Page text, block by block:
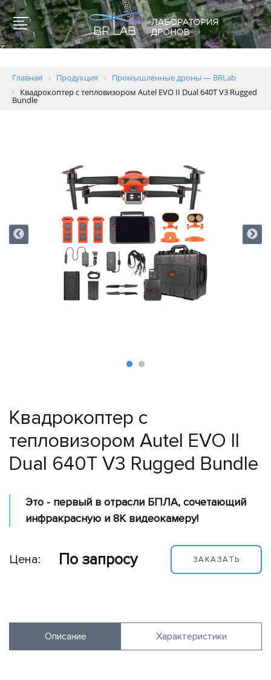
учреждений
Геодезия
картография
Пожаротушение
Полиция
Мониторинг
трубопроводов
Мониторинг
окружающей
среды
Промышленные
дроны
Полезная
Портативные
электростанции
Главная Продукция
Промышленные дроны — BRLab
Квадрокоптер с тепловизором Autel EVO II Dual 640T V3 Rugged
Bundle
Квадрокоптер с
тепловизором Autel EVO II
Dual 640T V3 Rugged Bundle
Это - первый в отрасли БПЛА, сочетающий
инфракрасную и 8K видеокамеру!
Цена: По запросу ЗАКАЗАТЬ
Описание Характеристики